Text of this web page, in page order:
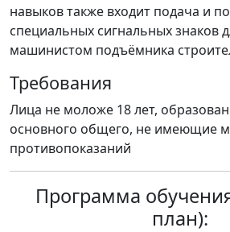
навыков также входит подача и
специальных сигнальных знаков
машинистом подъёмника
Требования
Лица не моложе 18 лет,
основного общего, не имеющие
противопоказаний
Программа
план):